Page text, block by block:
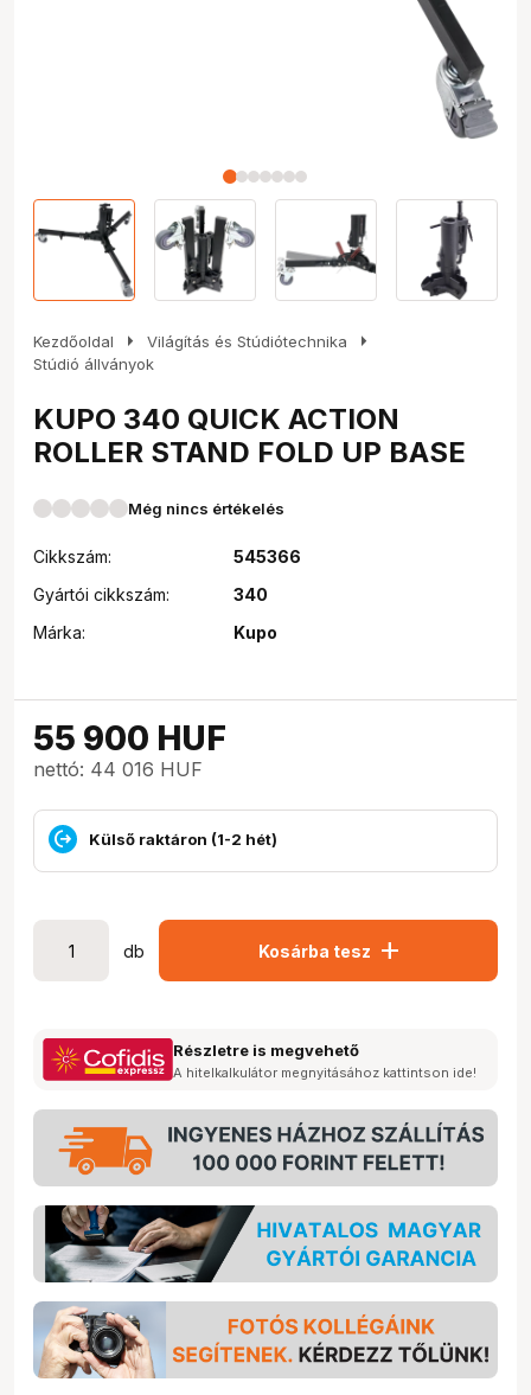
Kezdőoldal arrow_right Világítás és Stúdiótechnika arrow_right
Stúdió állványok
KUPO 340 QUICK ACTION
ROLLER STAND FOLD UP BASE
Még nincs értékelés
Cikkszám:
545366
Gyártói cikkszám:
340
Márka:
Kupo
55 900 HUF
nettó: 44 016 HUF
Külső raktáron (1-2 hét)
db Kosárba tesz add
Részletre is megvehető
A hitelkalkulátor megnyitásához kattintson ide!